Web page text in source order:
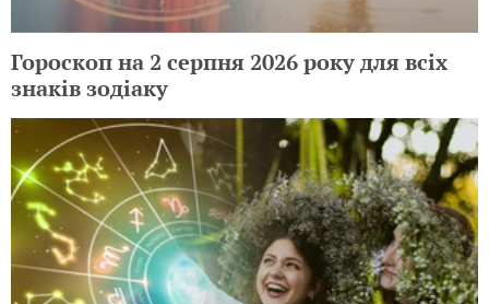
Гороскоп на 2 серпня 2026 року для всіх
знаків зодіаку